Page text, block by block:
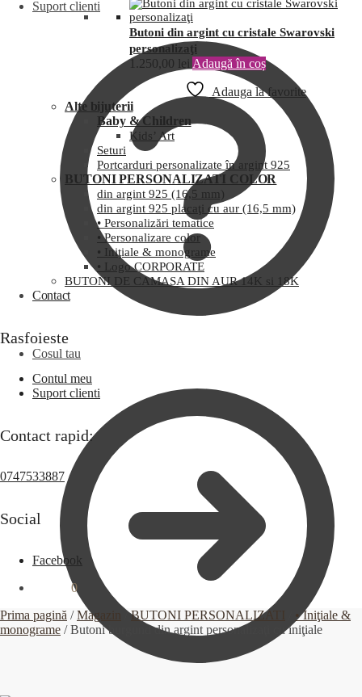
Suport clienti
Cosul tau
Butoni din argint cu cristale Swarovski
personalizaţi
1.250,00 lei Adaugă în coș
Adauga la favorite
Alte bijuterii
Baby & Children
Kids’ Art
Seturi
Portcarduri personalizate în argint 925
BUTONI PERSONALIZATI COLOR
din argint 925 (16,5 mm)
din argint 925 placaţi cu aur (16,5 mm)
• Personalizări tematice
• Personalizare color
• Iniţiale & monograme
• Logo CORPORATE
BUTONI DE CAMASA DIN AUR 14K si 18K
Contact
Rasfoieste
Contul meu
Suport clienti
Contact rapid:
0747533887
Social
Facebook
0
Prima pagină /Magazin /BUTONI PERSONALIZATI
• Iniţiale &
monograme /Butoni burgund din argint personalizaţi cu iniţiale